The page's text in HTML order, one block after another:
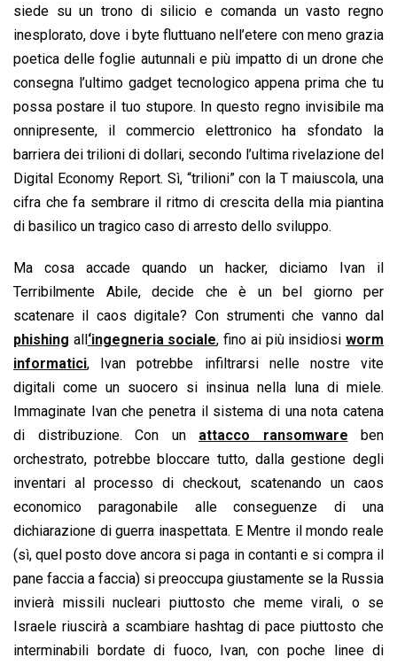
o
o
k
A
p
p
d
I
n
d
s
i
n
k
siede su un trono di silicio e comanda un vasto regno
inesplorato, dove i byte fluttuano nell’etere con meno grazia
poetica delle foglie autunnali e più impatto di un drone che
consegna l’ultimo gadget tecnologico appena prima che tu
possa postare il tuo stupore. In questo regno invisibile ma
onnipresente, il commercio elettronico ha sfondato la
barriera dei trilioni di dollari, secondo l’ultima rivelazione del
Digital Economy Report. Sì, “trilioni” con la T maiuscola, una
cifra che fa sembrare il ritmo di crescita della mia piantina
di basilico un tragico caso di arresto dello sviluppo.
Ma cosa accade quando un hacker, diciamo Ivan il
Terribilmente Abile, decide che è un bel giorno per
scatenare il caos digitale? Con strumenti che vanno dal
phishing all ‘ingegneria sociale, fino ai più insidiosiworm
informatici, Ivan potrebbe infiltrarsi nelle nostre vite
digitali come un suocero si insinua nella luna di miele.
Immaginate Ivan che penetra il sistema di una nota catena
di distribuzione. Con un attacco ransomware ben
orchestrato, potrebbe bloccare tutto, dalla gestione degli
inventari al processo di checkout, scatenando un caos
economico paragonabile alle conseguenze di una
dichiarazione di guerra inaspettata. E Mentre il mondo reale
(sì, quel posto dove ancora si paga in contanti e si compra il
pane faccia a faccia) si preoccupa giustamente se la Russia
invierà missili nucleari piuttosto che meme virali, o se
Israele riuscirà a scambiare hashtag di pace piuttosto che
interminabili bordate di fuoco, Ivan, con poche linee di